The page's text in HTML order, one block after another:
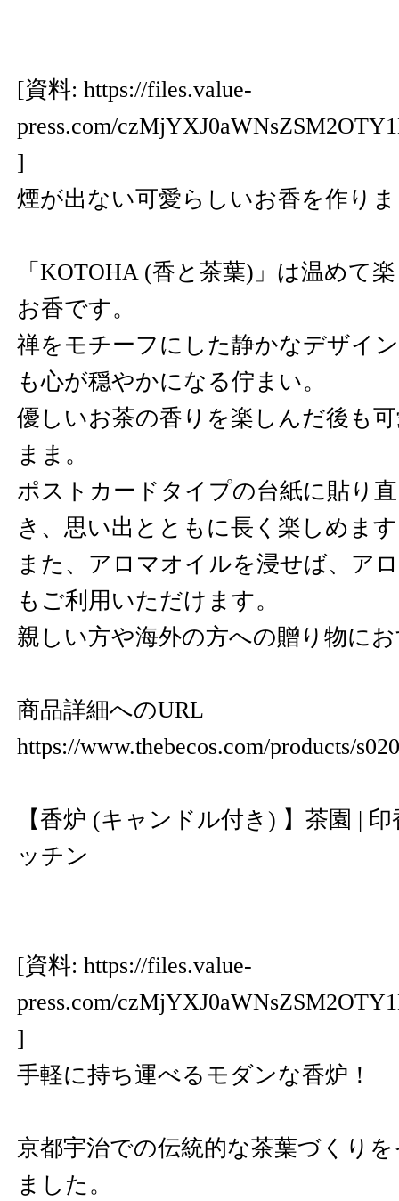
[資料: https://files.value-
press.com/
]
煙が出ない可愛らしいお香を作り
「KOTOHA (香と茶葉)」は温めて
お香です。
禅をモチーフにした静かなデザイ
も心が穏やかになる佇まい。
優しいお茶の香りを楽しんだ後も
まま。
ポストカードタイプの台紙に貼り
き、思い出とともに長く楽しめま
また、アロマオイルを浸せば、ア
もご利用いただけます。
親しい方や海外の方への贈り物に
商品詳細へのURL
https://www.thebecos.com/products/
【香炉 (キャンドル付き) 】茶園 |
ッチン
[資料: https://files.value-
press.com/
]
手軽に持ち運べるモダンな香炉！
京都宇治での伝統的な茶葉づくり
ました。